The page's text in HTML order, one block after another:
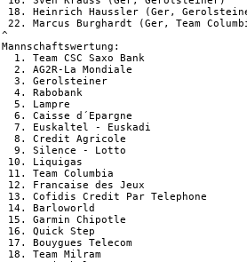
18. Heinrich Haussler (Ger,
22. Marcus Burghardt (Ger, Team
^
Mannschaftswertung:
1. Team CSC Saxo Bank
2. AG2R-La Mondiale
3. Gerolsteiner
4. Rabobank
5. Lampre
6. Caisse d´Epargne
7. Euskaltel - Euskadi
8. Credit Agricole
9. Silence - Lotto
10. Liquigas
11. Team Columbia
12. Francaise des Jeux
13. Cofidis Credit Par
14. Barloworld
15. Garmin Chipotle
16. Quick Step
17. Bouygues Telecom
18. Team Milram